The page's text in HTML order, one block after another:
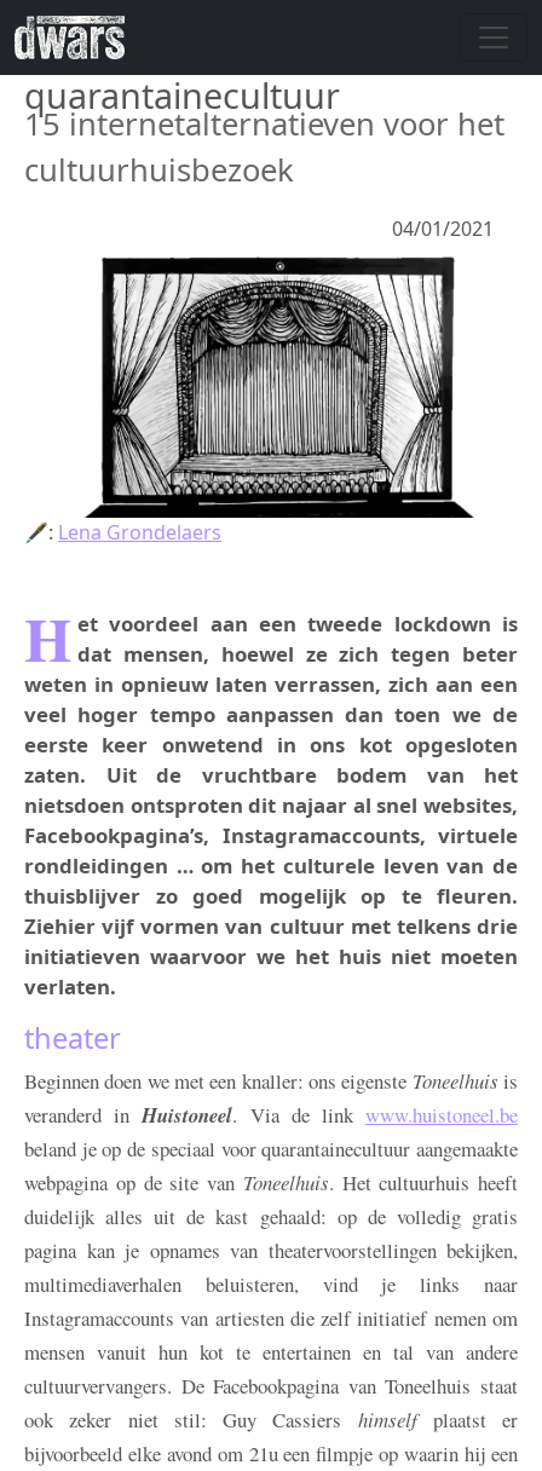
Overslaan en naar de inhoud gaan
quarantainecultuur
15 internetalternatieven voor het
cultuurhuisbezoek
04/01/2021
🖋: Lena Grondelaers
H et voordeel aan een tweede lockdown is
dat mensen, hoewel ze zich tegen beter
weten in opnieuw laten verrassen, zich aan een
veel hoger tempo aanpassen dan toen we de
eerste keer onwetend in ons kot opgesloten
zaten. Uit de vruchtbare bodem van het
nietsdoen ontsproten dit najaar al snel websites,
Facebookpagina’s, Instagramaccounts, virtuele
rondleidingen … om het culturele leven van de
thuisblijver zo goed mogelijk op te fleuren.
Ziehier vijf vormen van cultuur met telkens drie
initiatieven waarvoor we het huis niet moeten
verlaten.
theater
Beginnen doen we met een knaller: ons eigenste Toneelhuisis
veranderd inHuistoneel. Via de linkwww.huistoneel.be
beland je op de speciaal voor quarantainecultuur aangemaakte
webpagina op de site van Toneelhuis. Het cultuurhuis heeft
duidelijk alles uit de kast gehaald: op de volledig gratis
pagina kan je opnames van theatervoorstellingen bekijken,
multimediaverhalen beluisteren, vind je links naar
Instagramaccounts van artiesten die zelf initiatief nemen om
mensen vanuit hun kot te entertainen en tal van andere
cultuurvervangers. De Facebookpagina van Toneelhuis staat
ook zeker niet stil: Guy Cassiers himself plaatst er
bijvoorbeeld elke avond om 21u een filmpje op waarin hij een